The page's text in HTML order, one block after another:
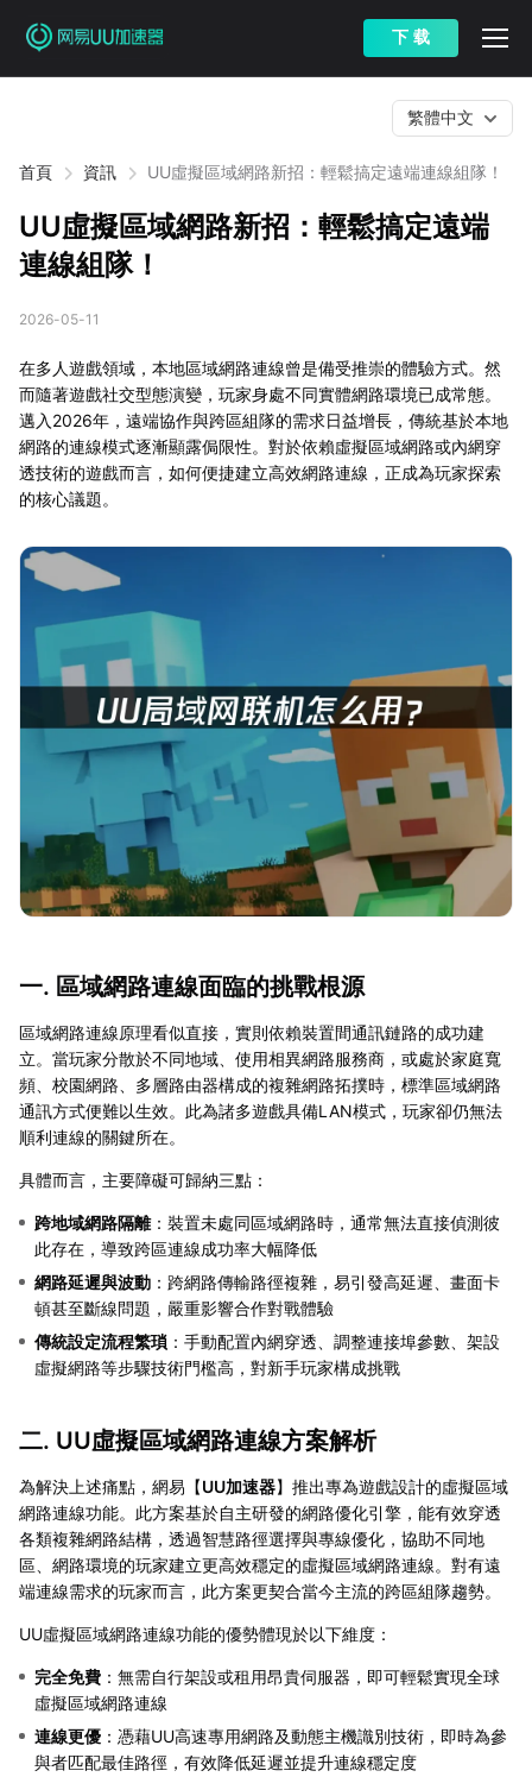
下 载
首頁 資訊 UU虛擬區域網路新招：輕鬆搞定遠端連線組隊！
繁體中文
UU虛擬區域網路新招：輕鬆搞定遠端
連線組隊！
2026-05-11
在多人遊戲領域，本地區域網路連線曾是備受推崇的體驗方式。然
而隨著遊戲社交型態演變，玩家身處不同實體網路環境已成常態。
邁入2026年，遠端協作與跨區組隊的需求日益增長，傳統基於本地
網路的連線模式逐漸顯露侷限性。對於依賴虛擬區域網路或內網穿
透技術的遊戲而言，如何便捷建立高效網路連線，正成為玩家探索
的核心議題。
一. 區域網路連線面臨的挑戰根源
區域網路連線原理看似直接，實則依賴裝置間通訊鏈路的成功建
立。當玩家分散於不同地域、使用相異網路服務商，或處於家庭寬
頻、校園網路、多層路由器構成的複雜網路拓撲時，標準區域網路
通訊方式便難以生效。此為諸多遊戲具備LAN模式，玩家卻仍無法
順利連線的關鍵所在。
具體而言，主要障礙可歸納三點：
跨地域網路隔離：裝置未處同區域網路時，通常無法直接偵測彼
此存在，導致跨區連線成功率大幅降低
網路延遲與波動 ：跨網路傳輸路徑複雜，易引發高延遲、畫面卡
頓甚至斷線問題，嚴重影響合作對戰體驗
傳統設定流程繁瑣 ：手動配置內網穿透、調整連接埠參數、架設
虛擬網路等步驟技術門檻高，對新手玩家構成挑戰
二. UU虛擬區域網路連線方案解析
為解決上述痛點，網易【UU加速器】推出專為遊戲設計的虛擬區域
網路連線功能。此方案基於自主研發的網路優化引擎，能有效穿透
各類複雜網路結構，透過智慧路徑選擇與專線優化，協助不同地
區、網路環境的玩家建立更高效穩定的虛擬區域網路連線。對有遠
端連線需求的玩家而言，此方案更契合當今主流的跨區組隊趨勢。
UU虛擬區域網路連線功能的優勢體現於以下維度：
完全免費 ：無需自行架設或租用昂貴伺服器，即可輕鬆實現全球
虛擬區域網路連線
連線更優 ：憑藉UU高速專用網路及動態主機識別技術，即時為參
與者匹配最佳路徑，有效降低延遲並提升連線穩定度